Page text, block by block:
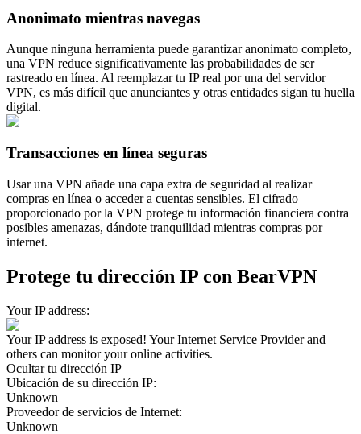
Anonimato mientras navegas
Aunque ninguna herramienta puede garantizar anonimato completo,
una VPN reduce significativamente las probabilidades de ser
rastreado en línea. Al reemplazar tu IP real por una del servidor
VPN, es más difícil que anunciantes y otras entidades sigan tu huella
digital.
Transacciones en línea seguras
Usar una VPN añade una capa extra de seguridad al realizar
compras en línea o acceder a cuentas sensibles. El cifrado
proporcionado por la VPN protege tu información financiera contra
posibles amenazas, dándote tranquilidad mientras compras por
internet.
Protege tu dirección IP con BearVPN
Your IP address:
Your IP address is exposed! Your Internet Service Provider and
others can monitor your online activities.
Ocultar tu dirección IP
Ubicación de su dirección IP:
Unknown
Proveedor de servicios de Internet:
Unknown